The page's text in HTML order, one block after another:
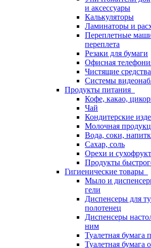
и аксессуары
Калькуляторы
Ламинаторы и
Переплетные
переплета
Резаки для бумаги
Офисная
Чистящие
Системы
Продукты питания
Кофе, какао,
Чай
Кондитерские
Молочная
Вода, соки,
Сахар, соль
Орехи и
Продукты
Гигиенические товары
Мыло и
гели
Диспенсеры для
полотенец
Диспенсеры
ним
Туалетная бумага
Туалетная бумага